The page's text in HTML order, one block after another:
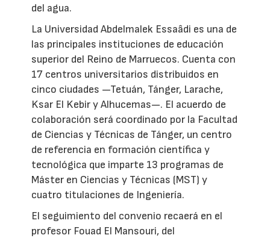
del agua.
La Universidad Abdelmalek Essaâdi es una de
las principales instituciones de educación
superior del Reino de Marruecos. Cuenta con
17 centros universitarios distribuidos en
cinco ciudades —Tetuán, Tánger, Larache,
Ksar El Kebir y Alhucemas—. El acuerdo de
colaboración será coordinado por la Facultad
de Ciencias y Técnicas de Tánger, un centro
de referencia en formación científica y
tecnológica que imparte 13 programas de
Máster en Ciencias y Técnicas (MST) y
cuatro titulaciones de Ingeniería.
El seguimiento del convenio recaerá en el
profesor Fouad El Mansouri, del